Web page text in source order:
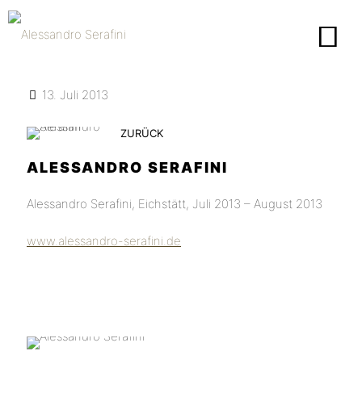
13. Juli 2013
ZURÜCK
ALESSANDRO SERAFINI
Alessandro Serafini, Eichstätt, Juli 2013 – August 2013
www.alessandro-serafini.de